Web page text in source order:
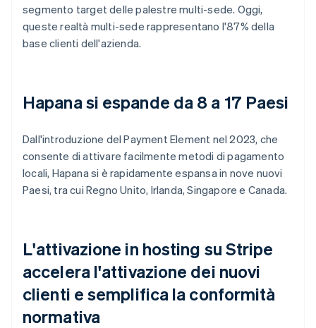
segmento target delle palestre multi-sede. Oggi,
queste realtà multi-sede rappresentano l'87% della
base clienti dell'azienda.
Hapana si espande da 8 a 17 Paesi
Dall'introduzione del Payment Element nel 2023, che
consente di attivare facilmente metodi di pagamento
locali, Hapana si è rapidamente espansa in nove nuovi
Paesi, tra cui Regno Unito, Irlanda, Singapore e Canada.
L'attivazione in hosting su Stripe
accelera l'attivazione dei nuovi
clienti e semplifica la conformità
normativa